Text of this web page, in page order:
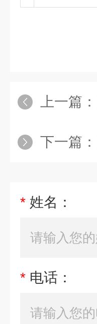
上一篇：
下一篇：
* 姓名：
* 电话：